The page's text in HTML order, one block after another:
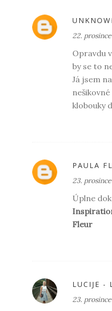
22. prosince
Opravdu
by se to
Já jsem
klobouky
PAULA
23.
Úplne
Fleur
LUCIJE -
23.